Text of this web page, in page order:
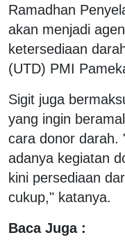
Ramadhan
akan menjadi
ketersediaan
(UTD) PMI
Sigit juga
yang ingin
cara donor darah.
adanya kegiatan
kini persediaan
cukup," katanya.
Baca Juga :